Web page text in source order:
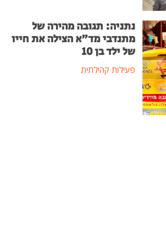
נתניה: תגובה מהירה של
מתנדבי מד"א הצילה את חייו
של ילד בן 10
פעילות קהילתית